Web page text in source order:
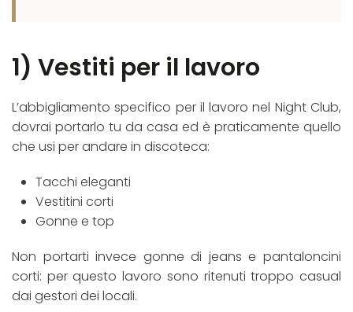
1) Vestiti per il lavoro
L’abbigliamento specifico per il lavoro nel Night Club,
dovrai portarlo tu da casa ed è praticamente quello
che usi per andare in discoteca:
Tacchi eleganti
Vestitini corti
Gonne e top
Non portarti invece gonne di jeans e pantaloncini
corti: per questo lavoro sono ritenuti troppo casual
dai gestori dei locali.